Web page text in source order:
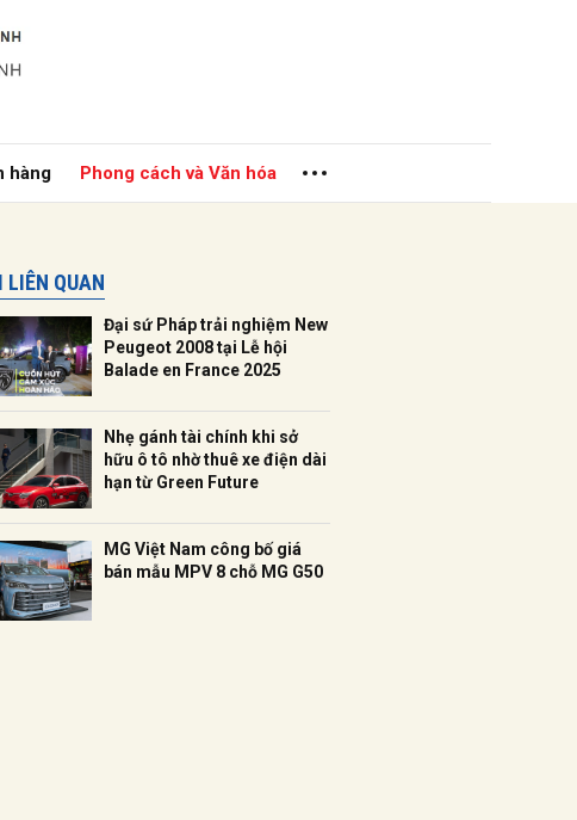
hàng Phong cách và Văn hóa
LIÊN QUAN
Đại sứ Pháp trải nghiệm New
Peugeot 2008 tại Lễ hội
Balade en France 2025
Nhẹ gánh tài chính khi sở
hữu ô tô nhờ thuê xe điện dài
hạn từ Green Future
MG Việt Nam công bố giá
bán mẫu MPV 8 chỗ MG G50
Gửi